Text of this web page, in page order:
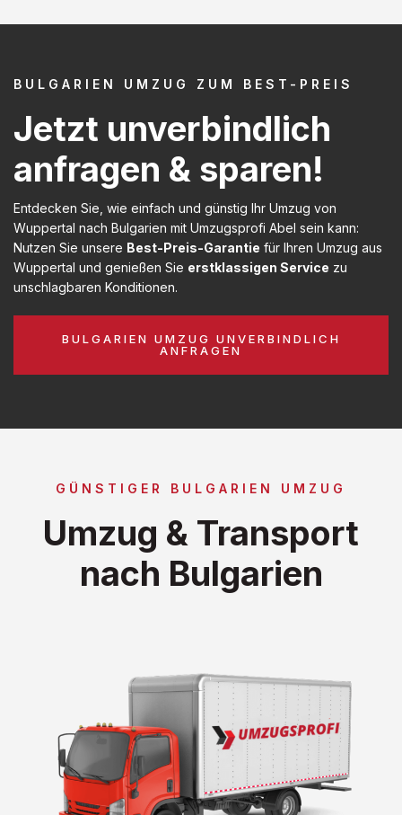
BULGARIEN UMZUG ZUM BEST-PREIS
Jetzt unverbindlich
anfragen & sparen!
Entdecken Sie, wie einfach und günstig Ihr Umzug von
Wuppertal nach Bulgarien mit Umzugsprofi Abel sein kann:
Nutzen Sie unsere Best-Preis-Garantie für Ihren Umzug aus
Wuppertal und genießen Sie erstklassigen Service zu
unschlagbaren Konditionen.
BULGARIEN UMZUG UNVERBINDLICH
ANFRAGEN
GÜNSTIGER BULGARIEN UMZUG
Umzug & Transport
nach Bulgarien